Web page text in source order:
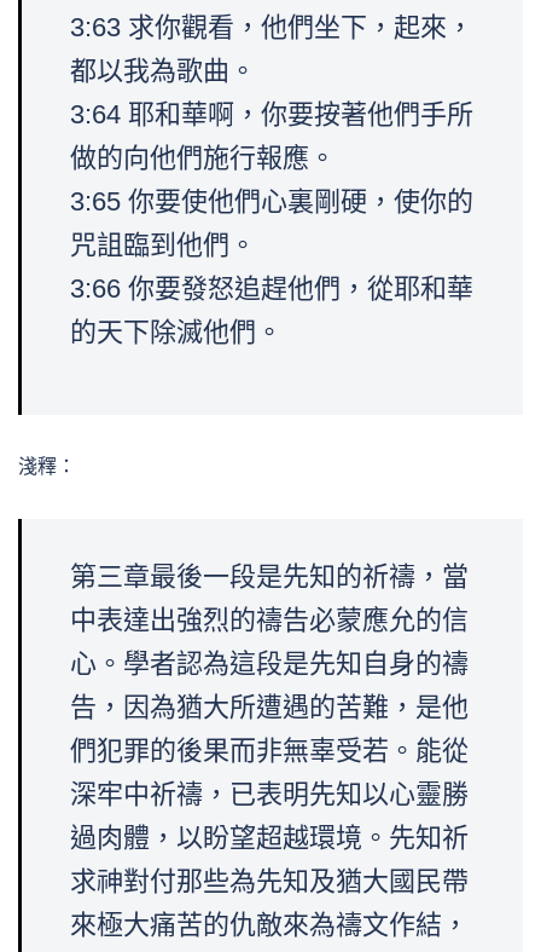
3:63 求你觀看，他們坐下，起來，
都以我為歌曲。
3:64 耶和華啊，你要按著他們手所
做的向他們施行報應。
3:65 你要使他們心裏剛硬，使你的
咒詛臨到他們。
3:66 你要發怒追趕他們，從耶和華
的天下除滅他們。
淺釋：
第三章最後一段是先知的祈禱，當
中表達出強烈的禱告必蒙應允的信
心。學者認為這段是先知自身的禱
告，因為猶大所遭遇的苦難，是他
們犯罪的後果而非無辜受若。能從
深牢中祈禱，已表明先知以心靈勝
過肉體，以盼望超越環境。先知祈
求神對付那些為先知及猶大國民帶
來極大痛苦的仇敵來為禱文作結，